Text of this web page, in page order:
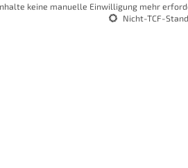
Funkstandard, der sich in
bei Homematic ganz
unterschiedliche
geht bis zu 3,5 Meter
soll der Sensor
Als Beispiel wird hierfür
keine manuelle Einwilligung mehr
Nicht-TCF-